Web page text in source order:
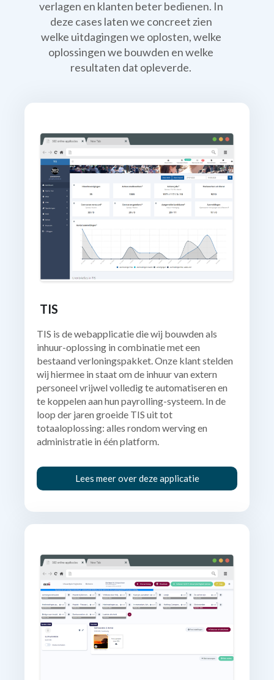
verlagen en klanten beter bedienen. In
deze cases laten we concreet zien
welke uitdagingen we oplosten, welke
oplossingen we bouwden en welke
resultaten dat opleverde.
TIS
TIS is de webapplicatie die wij bouwden als
inhuur-oplossing in combinatie met een
bestaand verloningspakket. Onze klant stelden
wij hiermee in staat om de inhuur van extern
personeel vrijwel volledig te automatiseren en
te koppelen aan hun payrolling-systeem. In de
loop der jaren groeide TIS uit tot
totaaloplossing: alles rondom werving en
administratie in één platform.
Lees meer over deze applicatie